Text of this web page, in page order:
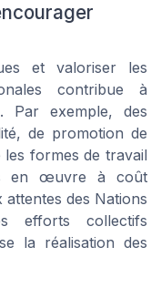
et valoriser les
contribue à
Par exemple, des
de promotion de
les formes de travail
en œuvre à coût
des Nations
efforts collectifs
la réalisation des